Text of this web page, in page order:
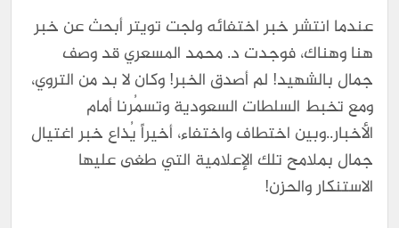
عندما انتشر خبر اختفائه ولجت تويتر أبحث عن خبر
هنا وهناك، فوجدت د. محمد المسعري قد وصف
جمال بالشهيد! لم أصدق الخبر! وكان لا بد من التروي،
ومع تخبط السلطات السعودية وتسمُرنا أمام
الأخبار..وبين اختطاف واختفاء، أخيراً يُذاع خبر اغتيال
جمال بملامح تلك الإعلامية التي طغى عليها
الاستنكار والحزن!